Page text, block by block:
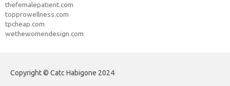
thefemalepatient.com
topprowellness.com
tpcheap.com
wethewomendesign.com
Copyright © Catc Habigone 2024